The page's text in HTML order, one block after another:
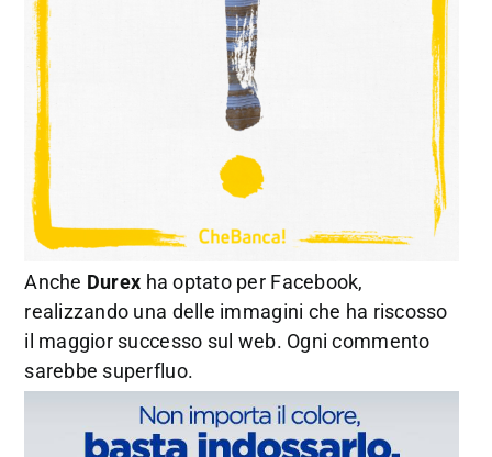
Anche Durex ha optato per Facebook,
realizzando una delle immagini che ha riscosso
il maggior successo sul web. Ogni commento
sarebbe superfluo.